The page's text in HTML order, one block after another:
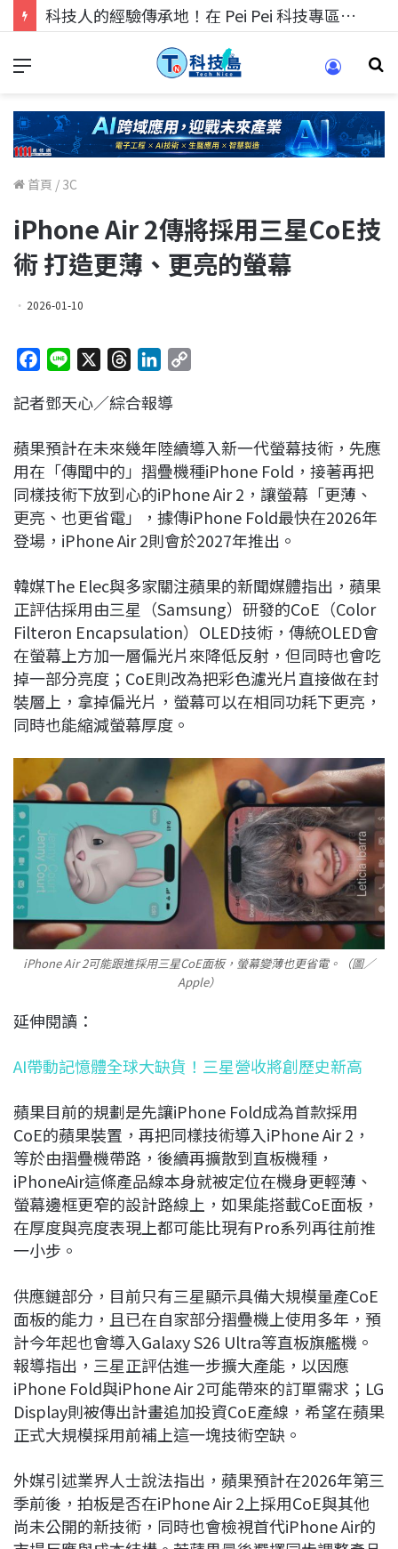
科技人的經驗傳承地！在 Pei Pei 科技專區，與學弟妹交流最硬核的技術
首頁 / 3C
iPhone Air 2傳將採用三星CoE技
術 打造更薄、更亮的螢幕
2026-01-10
c
b
o
o
k
n
r
a
d
s
n
e
d
I
n
L
i
n
k
記者鄧天心／綜合報導
蘋果預計在未來幾年陸續導入新一代螢幕技術，先應
用在「傳聞中的」摺疊機種iPhone Fold，接著再把
同樣技術下放到心的iPhone Air 2，讓螢幕「更薄、
更亮、也更省電」，據傳iPhone Fold最快在2026年
登場，iPhone Air 2則會於2027年推出。
韓媒The Elec與多家關注蘋果的新聞媒體指出，蘋果
正評估採用由三星（Samsung）研發的CoE（Color
Filteron Encapsulation）OLED技術，傳統OLED會
在螢幕上方加一層偏光片來降低反射，但同時也會吃
掉一部分亮度；CoE則改為把彩色濾光片直接做在封
裝層上，拿掉偏光片，螢幕可以在相同功耗下更亮，
同時也能縮減螢幕厚度。
iPhone Air 2可能跟進採用三星CoE面板，螢幕變薄也更省電。（圖／
Apple）
延伸閱讀：
AI帶動記憶體全球大缺貨！三星營收將創歷史新高
蘋果目前的規劃是先讓iPhone Fold成為首款採用
CoE的蘋果裝置，再把同樣技術導入iPhone Air 2，
等於由摺疊機帶路，後續再擴散到直板機種，
iPhoneAir這條產品線本身就被定位在機身更輕薄、
螢幕邊框更窄的設計路線上，如果能搭載CoE面板，
在厚度與亮度表現上都可能比現有Pro系列再往前推
一小步。
供應鏈部分，目前只有三星顯示具備大規模量產CoE
面板的能力，且已在自家部分摺疊機上使用多年，預
計今年起也會導入Galaxy S26 Ultra等直板旗艦機。
報導指出，三星正評估進一步擴大產能，以因應
iPhone Fold與iPhone Air 2可能帶來的訂單需求；LG
Display則被傳出計畫追加投資CoE產線，希望在蘋果
正式大規模採用前補上這一塊技術空缺。
外媒引述業界人士說法指出，蘋果預計在2026年第三
季前後，拍板是否在iPhone Air 2上採用CoE與其他
尚未公開的新技術，同時也會檢視首代iPhone Air的